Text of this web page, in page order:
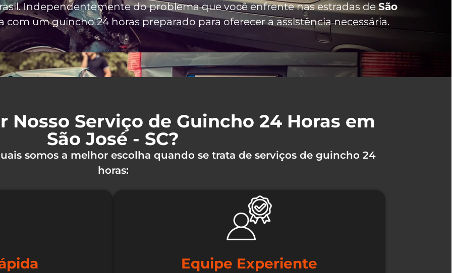
. Independentemente do problema que você enfrente nas estradas deSão
com um guincho 24 horas preparado para oferecer a assistência necessária.
Nosso Serviço de Guincho 24 Horas em
São José - SC?
somos a melhor escolha quando se trata de serviços de guincho 24
horas:
Equipe Experiente